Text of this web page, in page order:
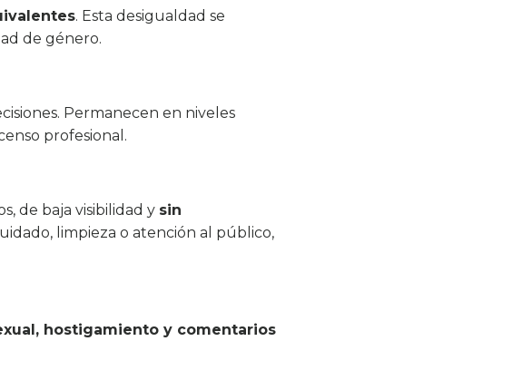
. Esta desigualdad se
de género.
Permanecen en niveles
profesional.
de baja visibilidad y sin
limpieza o atención al público,
hostigamiento y comentarios